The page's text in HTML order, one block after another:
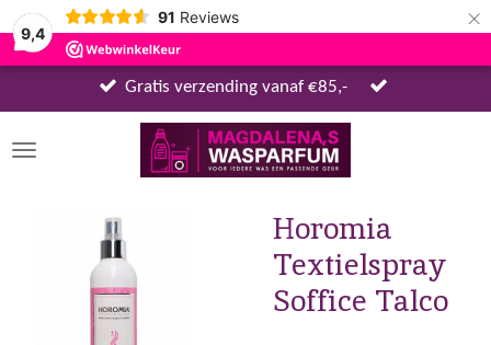
9,4
91 Reviews ×
Gratis verzending vanaf €85,-
Horomia
Textielspray
Soffice Talco